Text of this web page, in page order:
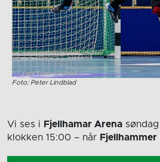
Foto: Peter Lindblad
Vi ses i Fjellhamar Arena
klokken 15:00 – når Fjellhammer